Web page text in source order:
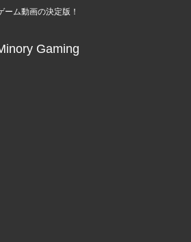
ーム動画の決定版！
Gaming